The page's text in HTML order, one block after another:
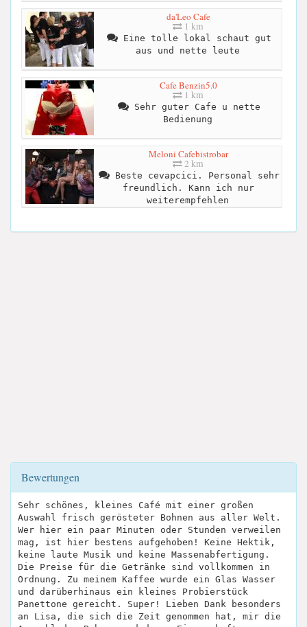
da'Leo Cafe
1 km
Eine tolle lokal schaut gut
aus und nette leute
Cafe Benzin5.0
1 km
Sehr guter Cafe u nette
Bedienung
Meloni Cafebistrobar
2 km
Beste cevapcici. Personal sehr
freundlich. Kann ich nur
weiterempfehlen
Bewertungen
Sehr schönes, kleines Café mit einer großen
Auswahl frisch gerösteter Bohnen aus aller Welt.
Wer hier ein paar Minuten oder Stunden verweilen
mag, ist hier bestens aufgehoben! Keine Hektik,
keine laute Musik und keine Massenabfertigung.
Die Preise für die Getränke sind vollkommen in
Ordnung. Zu meinem Kaffee wurde ein Glas Wasser
und darüberhinaus ein kleines Probierstück
Panettone gereicht. Super! Lieben Dank besonders
an Lisa, die sich die Zeit genommen hat, mir die